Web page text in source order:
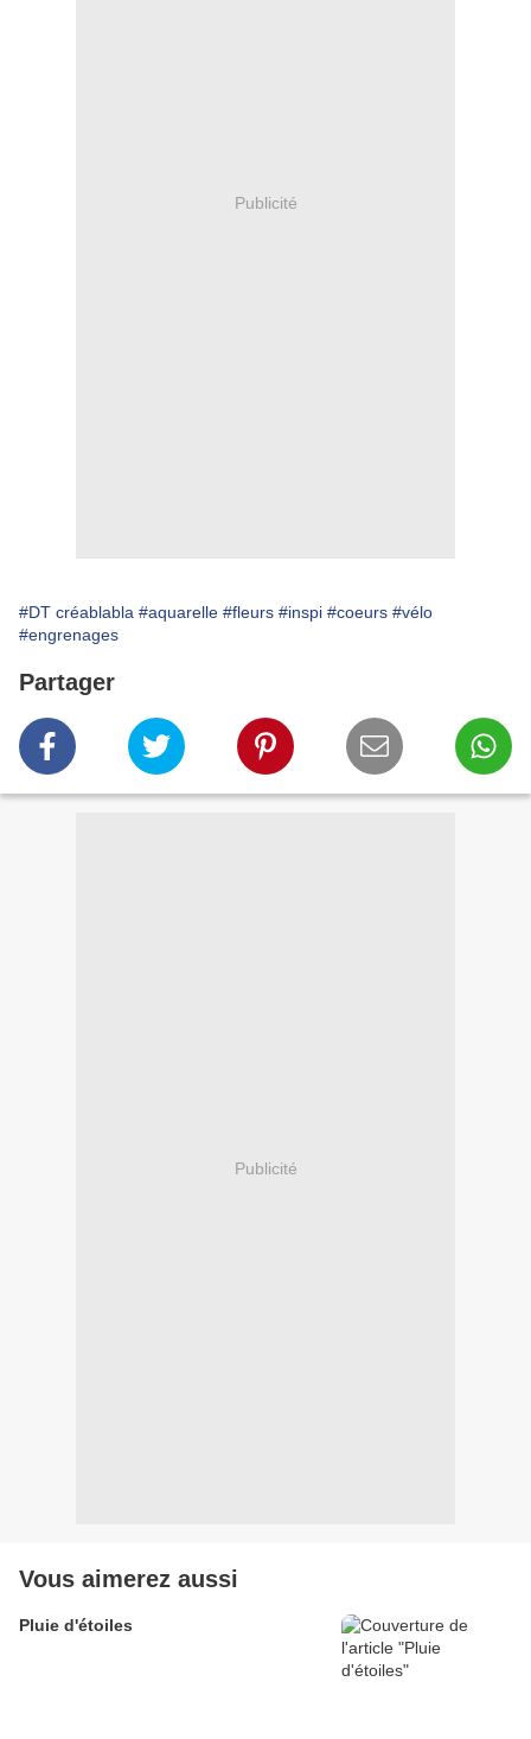
Publicité
#DT créablabla #aquarelle #fleurs #inspi #coeurs #vélo
#engrenages
Partager
Publicité
Vous aimerez aussi
Pluie d'étoiles